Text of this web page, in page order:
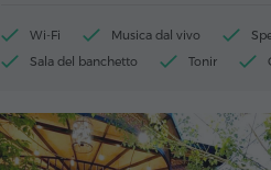
Wi-Fi Musica dal vivo
Sala del banchetto
Tonir